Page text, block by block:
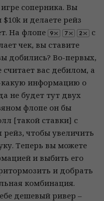
соперника. Вы
$10k и делаете рейз
На флопе
с
чек, вы ставите
добились? Во-первых,
вас дебилом, а
какую информацию о
не будет тут двух
флопе он бы
[такой ставки] с
чтобы увеличить
Теперь вы можете
и выбить его
и добрать
комбинация.
дешевый ривер –